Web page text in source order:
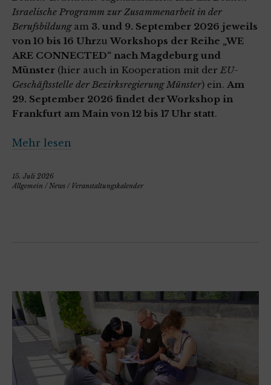
Israelische Programm zur Zusammenarbeit in der
Berufsbildungam 3. und 9. September 2026 jeweils
von 10 bis 16 UhrzuWorkshops der Reihe „WE
ARE CONNECTED“ nach Magdeburg und
Münster (hier auch in Kooperation mit der EU-
Geschäftsstelle der Bezirksregierung Münster) ein. Am
29. September 2026 findet der Workshop in
Frankfurt am Main von 12 bis 17 Uhr statt.
Mehr lesen
15. Juli 2026
Allgemein / News / Veranstaltungskalender